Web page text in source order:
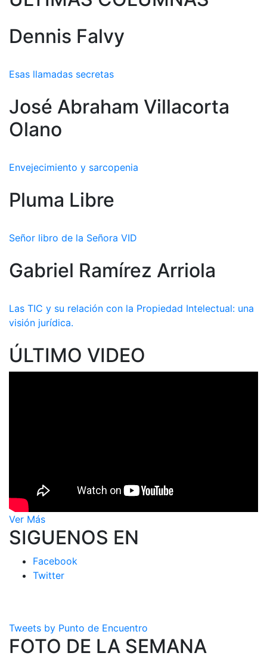
Dennis Falvy
Esas llamadas secretas
José Abraham Villacorta
Olano
Envejecimiento y sarcopenia
Pluma Libre
Señor libro de la Señora VID
Gabriel Ramírez Arriola
Las TIC y su relación con la Propiedad Intelectual: una
visión jurídica.
ÚLTIMO VIDEO
Ver Más
SIGUENOS EN
Facebook
Twitter
Tweets by Punto de Encuentro
FOTO DE LA SEMANA